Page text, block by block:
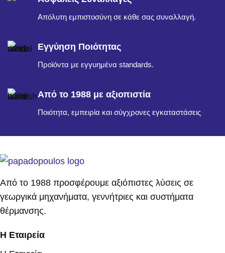
Απόλυτη εμπιστοσύνη σε κάθε σας συναλλαγή.
Εγγύηση Ποιότητας
Προϊόντα με εγγυημένα standards.
Από το 1988 με αξιοπιστία
Ποιότητα, εμπειρία και σύγχρονες εγκαταστάσεις
Από το 1988 προσφέρουμε αξιόπιστες λύσεις σε
γεωργικά μηχανήματα, γεννήτριες και συστήματα
θέρμανσης.
Η Εταιρεία